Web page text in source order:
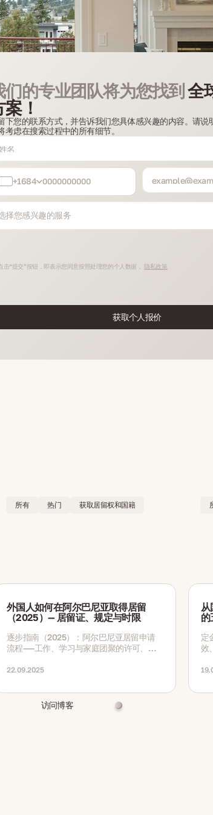
们的专业团队将为您找到 全
案！
下您的联系方式，并告诉我们您具体感兴趣的内容。请说
考虑在搜索过程中的所有细节。
+1684
择您感兴趣的服务
击“提交”按钮，即表示您同意按照处理您的个人数据， 隐私政策
获取个人报价
所有 热门 获取居留权和国籍
外国人如何在阿尔巴尼亚取得居留
（2025）— 居留证、规定与时限
逐步指南（2025）：阿尔巴尼亚居留申请
流程——工作、学习与家庭团聚的许可、居
22.09.2025
从
的
定
效
访问博客